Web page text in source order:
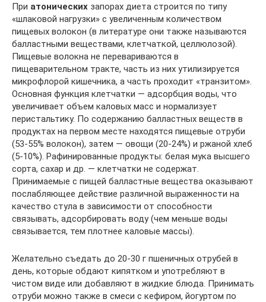
При атонических запорах диета строится по типу
«шлаковой нагрузки» с увеличенным количеством
пищевых волокон (в литературе они также называются
балластными веществами, клетчаткой, целлюлозой).
Пищевые волокна не перевариваются в
пищеварительном тракте, часть из них утилизируется
микрофлорой кишечника, а часть проходит «транзитом».
Основная функция клетчатки — адсорбция воды, что
увеличивает объем каловых масс и нормализует
перистальтику. По содержанию балластных веществ в
продуктах на первом месте находятся пищевые отруби
(53-55% волокон), затем — овощи (20-24%) и ржаной хлеб
(5-10%). Рафинированные продукты: белая мука высшего
сорта, сахар и др. — клетчатки не содержат.
Принимаемые с пищей балластные вещества оказывают
послабляющее действие различной выраженности на
качество стула в зависимости от способности
связывать, адсорбировать воду (чем меньше воды
связывается, тем плотнее каловые массы).
Желательно съедать до 20-30 г пшеничных отрубей в
день, которые обдают кипятком и употребляют в
чистом виде или добавляют в жидкие блюда. Принимать
отруби можно также в смеси с кефиром, йогуртом по